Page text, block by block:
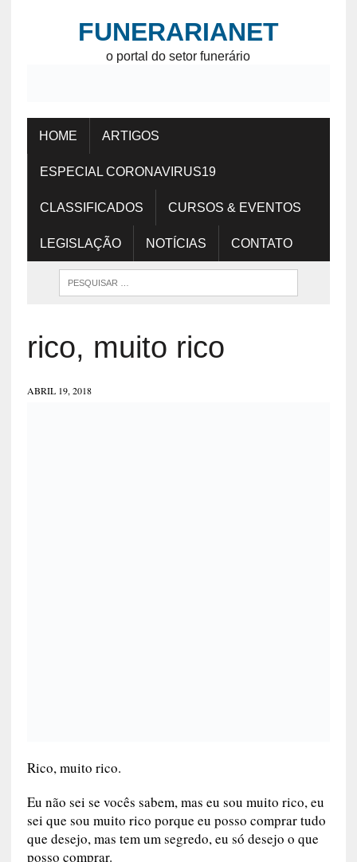
FUNERARIANET
o portal do setor funerário
HOME ARTIGOS
ESPECIAL CORONAVIRUS19
CLASSIFICADOS CURSOS & EVENTOS
LEGISLAÇÃO NOTÍCIAS CONTATO
rico, muito rico
ABRIL 19, 2018
Rico, muito rico.
Eu não sei se vocês sabem, mas eu sou muito rico, eu
sei que sou muito rico porque eu posso comprar tudo
que desejo, mas tem um segredo, eu só desejo o que
posso comprar.